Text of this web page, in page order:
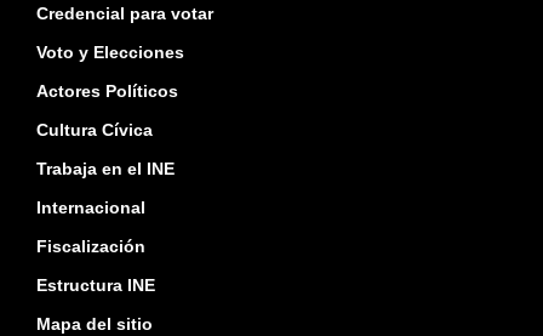
Credencial para votar
Voto y Elecciones
Actores Políticos
Cultura Cívica
Trabaja en el INE
Internacional
Fiscalización
Estructura INE
Mapa del sitio